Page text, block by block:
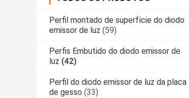
Perfil montado de superfície do diodo
emissor de luz (59)
Perfis Embutido do diodo emissor de
luz (42)
Perfil do diodo emissor de luz da placa
de gesso (33)